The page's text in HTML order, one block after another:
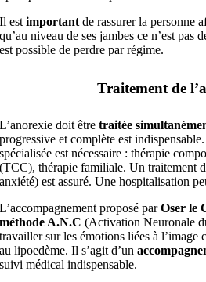
Il estimportant de rassurer la personne
qu’au niveau de ses jambes ce n’est pas
est possible de perdre par régime.
Traitement de
L’anorexie doit êtretraitée
progressive et complète est
spécialisée est nécessaire : thérapie
(TCC), thérapie familiale. Un traitement
anxiété) est assuré. Une hospitalisation
L’accompagnement proposé parOser le
méthode A.N.C (Activation Neuronale
travailler sur les émotions liées à l’image
au lipoedème. Il s’agit d’un
suivi médical indispensable.